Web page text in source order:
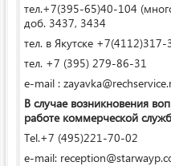
тел.+7(395-65)40-104
доб. 3437, 3434
тел. в Якутске +7(4112)317-
тел. +7 (395) 279-86-31
e-mail :
В случае возникновения
работе коммерческой
Tel.+7 (495)221-70-02
e-mail: